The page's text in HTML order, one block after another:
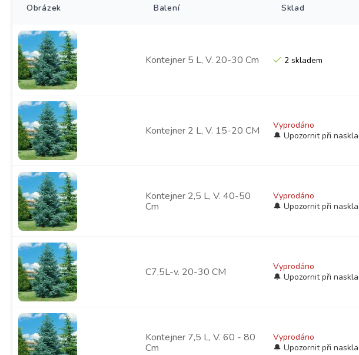
Obrázek Balení Sklad
Kontejner 5 L, V. 20-30 Cm 2 skladem
Kontejner 2 L, V. 15-20 CM Vyprodáno
Kontejner 2,5 L, V. 40-50
Cm
Vyprodáno
C7,5L-v. 20-30 CM Vyprodáno
Kontejner 7,5 L, V. 60 - 80
Cm
Vyprodáno